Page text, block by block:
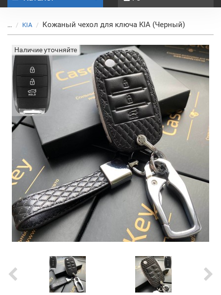
... KIA Кожаный чехол для ключа KIA (Черный)
Наличие уточняйте